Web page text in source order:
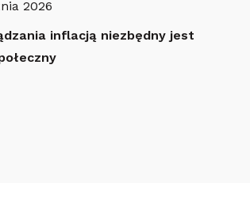
2026
inflacją niezbędny jest